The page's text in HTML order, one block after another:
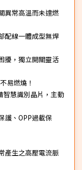
異常高溫而未達燃
配線一體成型無焊
擾，獨立開關靈活
易燃燒！
慧識別晶片，主動
護、OPP過載保
產生之高壓電流脈